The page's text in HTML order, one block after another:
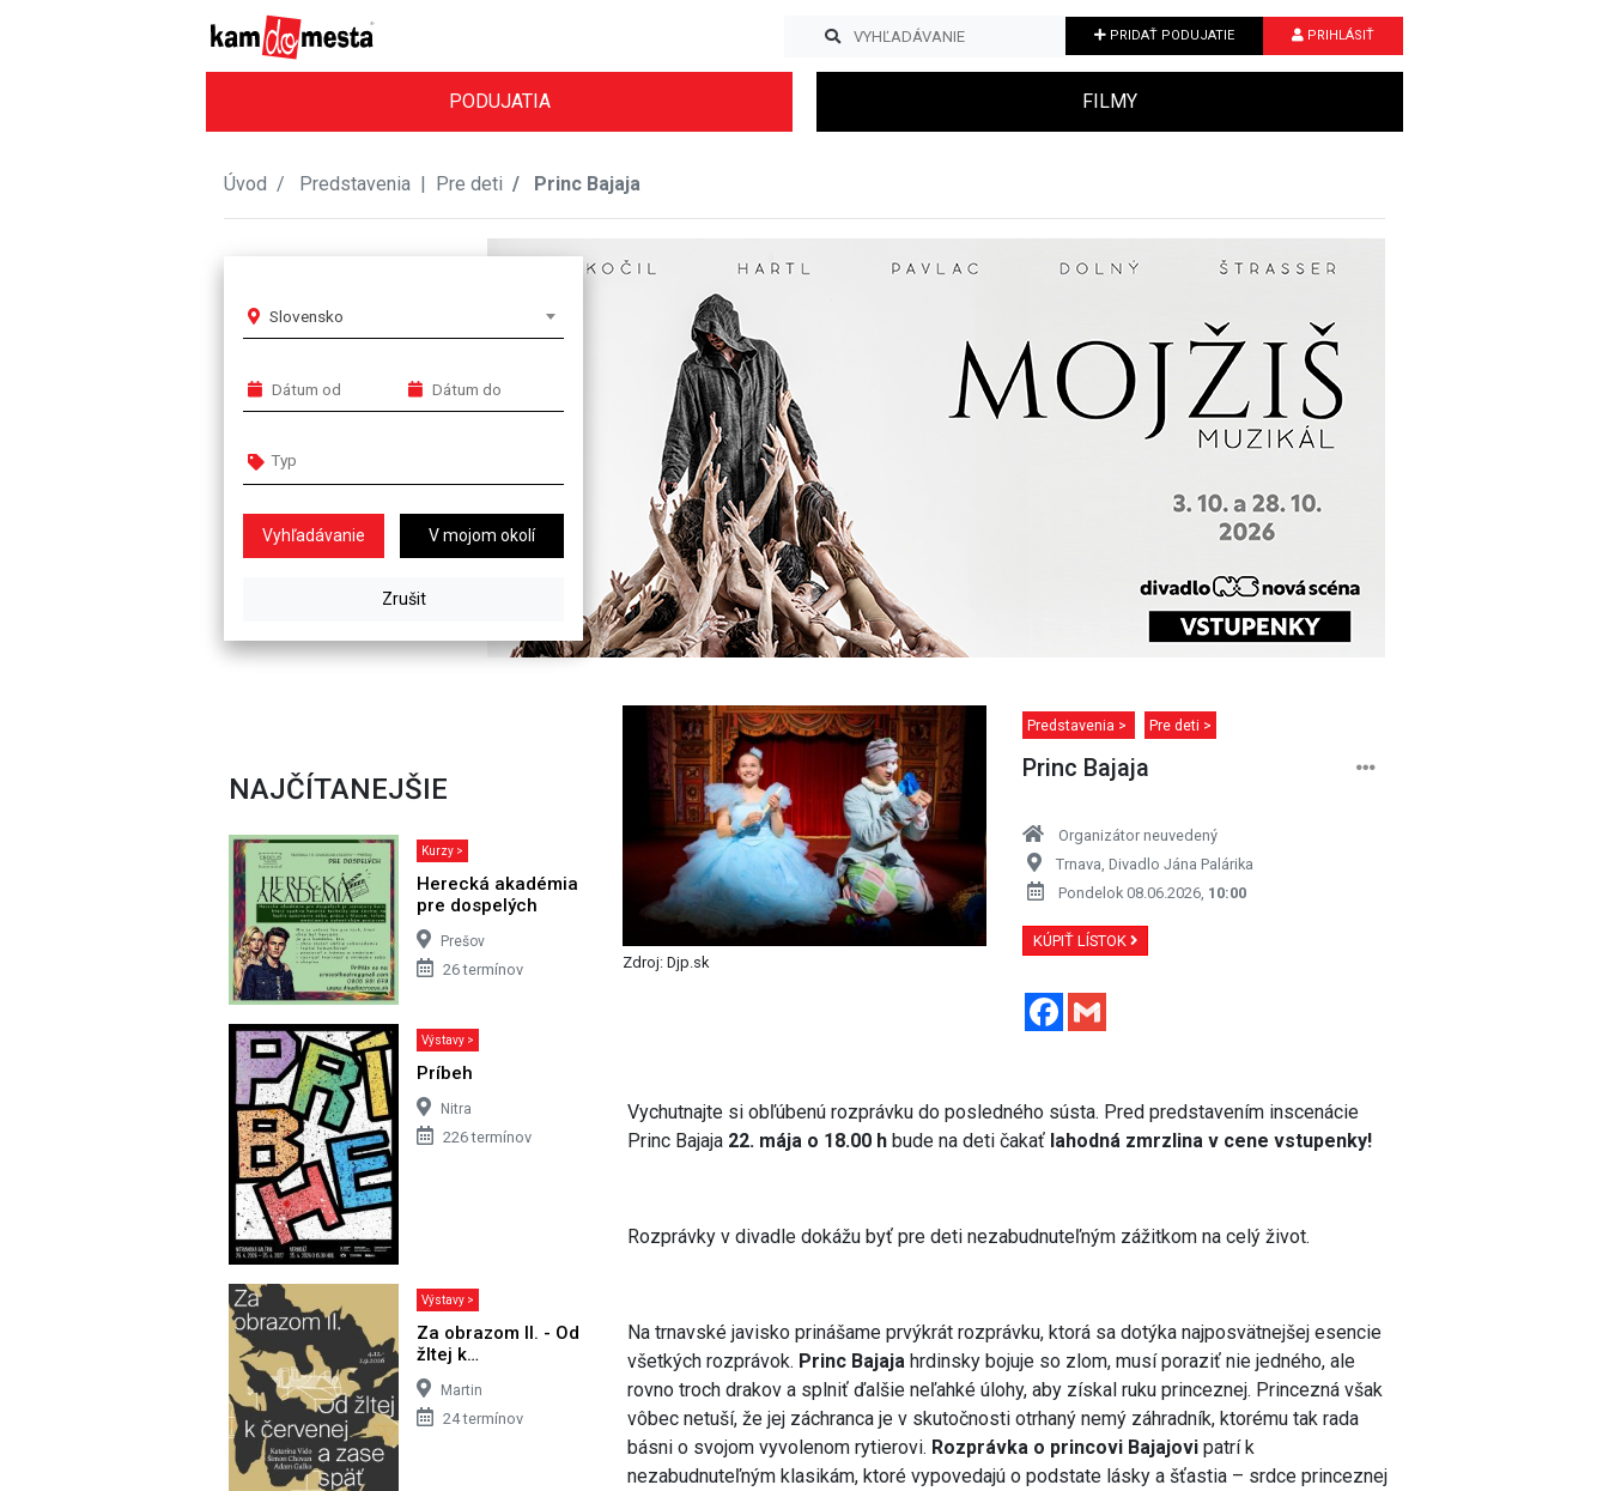
PRIDAŤ PODUJATIE PRIHLÁSIŤ
PODUJATIA FILMY
Úvod Predstavenia | Pre deti Princ Bajaja
Slovensko
V mojom okolí
NAJČÍTANEJŠIE
Kurzy >
Herecká akadémia
pre dospelých
Prešov
26 termínov
Výstavy >
Príbeh
Nitra
226 termínov
Výstavy >
Za obrazom II. - Od
žltej k…
Martin
24 termínov
Zdroj: Djp.sk
Predstavenia > Pre deti >
Princ Bajaja
Organizátor neuvedený
Trnava, Divadlo Jána Palárika
Pondelok 08.06.2026, 10:00
KÚPIŤ LÍSTOK
Facebook
Vychutnajte si obľúbenú rozprávku do posledného sústa. Pred predstavením inscenácie
Princ Bajaja 22. mája o 18.00 h bude na deti čakať lahodná zmrzlina v cene vstupenky!
Rozprávky v divadle dokážu byť pre deti nezabudnuteľným zážitkom na celý život.
Na trnavské javisko prinášame prvýkrát rozprávku, ktorá sa dotýka najposvätnejšej esencie
všetkých rozprávok. Princ Bajaja hrdinsky bojuje so zlom, musí poraziť nie jedného, ale
rovno troch drakov a splniť ďalšie neľahké úlohy, aby získal ruku princeznej. Princezná však
vôbec netuší, že jej záchranca je v skutočnosti otrhaný nemý záhradník, ktorému tak rada
básni o svojom vyvolenom rytierovi. Rozprávka o princovi Bajajovipatrí k
nezabudnuteľným klasikám, ktoré vypovedajú o podstate lásky a šťastia – srdce princeznej